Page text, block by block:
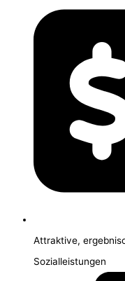
Attraktive,
Sozialleistungen